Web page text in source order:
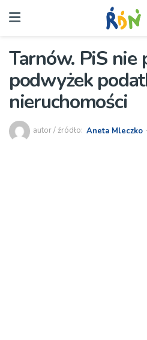
Tarnów. PiS nie
podwyżek
nieruchomości
autor / źródło: Aneta Mleczko